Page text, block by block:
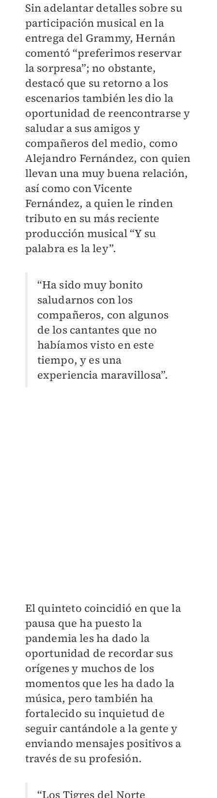
Sin adelantar detalles sobre su
participación musical en la
entrega del Grammy, Hernán
comentó “preferimos reservar
la sorpresa”; no obstante,
destacó que su retorno a los
escenarios también les dio la
oportunidad de reencontrarse y
saludar a sus amigos y
compañeros del medio, como
Alejandro Fernández, con quien
llevan una muy buena relación,
así como con Vicente
Fernández, a quien le rinden
tributo en su más reciente
producción musical “Y su
palabra es la ley”.
“Ha sido muy bonito
saludarnos con los
compañeros, con algunos
de los cantantes que no
habíamos visto en este
tiempo, y es una
experiencia maravillosa”.
El quinteto coincidió en que la
pausa que ha puesto la
pandemia les ha dado la
oportunidad de recordar sus
orígenes y muchos de los
momentos que les ha dado la
música, pero también ha
fortalecido su inquietud de
seguir cantándole a la gente y
enviando mensajes positivos a
través de su profesión.
“Los Tigres del Norte